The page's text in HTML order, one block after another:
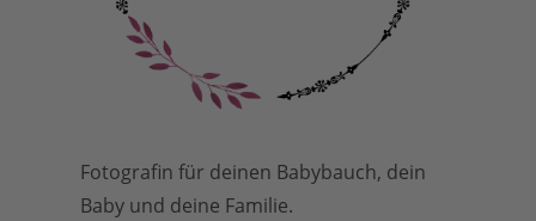
Fotografin für deinen Babybauch, dein
Baby und deine Familie.